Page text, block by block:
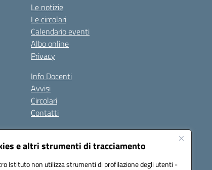
e altri strumenti di tracciamento
Istituto non utilizza strumenti di profilazione degli utenti -
Le notizie
Le circolari
Calendario eventi
Albo online
Privacy
Info Docenti
Avvisi
Circolari
Contatti
Seguici su: